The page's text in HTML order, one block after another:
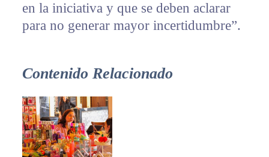
en la iniciativa y que se deben aclarar
para no generar mayor incertidumbre”.
Contenido Relacionado